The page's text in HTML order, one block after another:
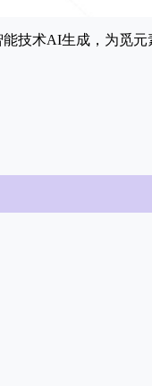
技术AI生成，为觅